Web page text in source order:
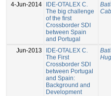
4-Jun-2014
IDE-OTALEX C.
The big challenge
of the first
Crossborder SDI
between Spain
and Portugal
Jun-2013
IDE-OTALEX C.
The First
Crossborder SDI
between Portugal
and Spain:
Background and
Development